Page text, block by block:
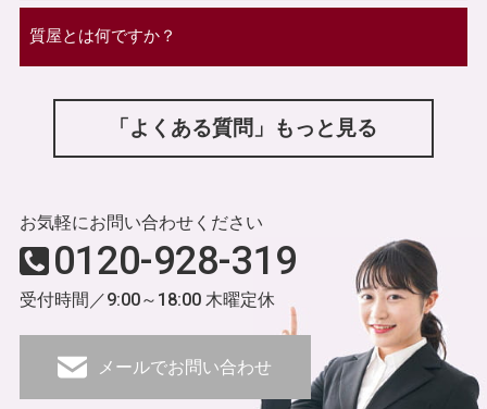
質屋とは何ですか？
「よくある質問」もっと見る
お気軽にお問い合わせください
0120-928-319
受付時間／9:00～18:00 木曜定休
メールでお問い合わせ